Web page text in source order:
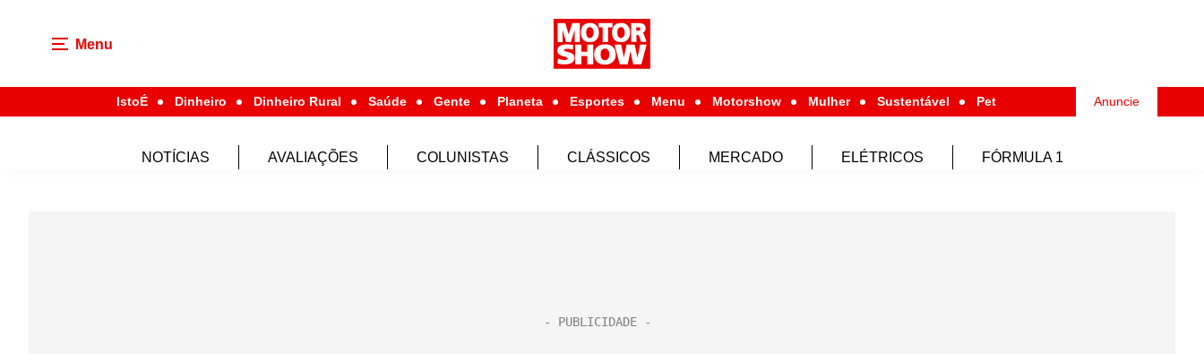
Menu
IstoÉ Dinheiro Dinheiro Rural Saúde Gente Planeta Esportes Menu Motorshow Mulher Sustentável Pet Anuncie
NOTÍCIAS AVALIAÇÕES COLUNISTAS CLÁSSICOS MERCADO ELÉTRICOS FÓRMULA 1